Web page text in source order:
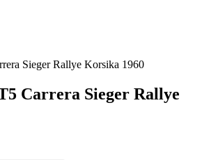
Carrera Sieger Rallye